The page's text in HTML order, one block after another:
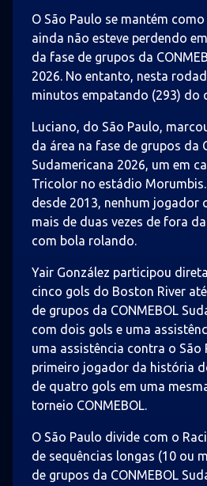
O São Paulo se mantém
ainda não esteve perdendo
da fase de grupos da
2026. No entanto, nesta
minutos empatando (293) do
Luciano, do São Paulo,
da área na fase de grupos da
Sudamericana 2026, um em
Tricolor no estádio
desde 2013, nenhum jogador
mais de duas vezes de fora
com bola rolando.
Yair González participou
cinco gols do Boston River
de grupos da CONMEBOL
com dois gols e uma
uma assistência contra o São
primeiro jogador da história
de quatro gols em uma
torneio CONMEBOL.
O São Paulo divide com o
de sequências longas (10 ou
de grupos da CONMEBOL